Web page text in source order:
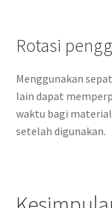
Rotasi
Menggunakan
lain dapat
waktu bagi
setelah digunakan.